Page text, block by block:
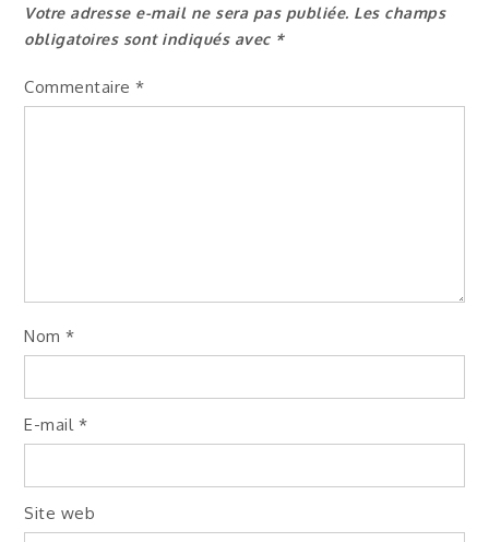
l’article
Votre adresse e-mail ne sera pas publiée. Les champs
obligatoires sont indiqués avec *
Commentaire*
Nom*
E-mail *
Site web